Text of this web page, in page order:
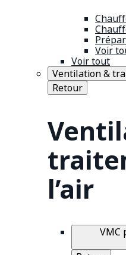
Voir
Voir tout
Ventilation &
Retour
l’air
VMC